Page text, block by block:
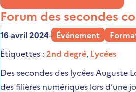
Forum des secondes
16 avril 2024- Événement
Étiquettes : 2nd degré, Lycées
Des secondes des lycées Auguste
des filières numériques lors d’une